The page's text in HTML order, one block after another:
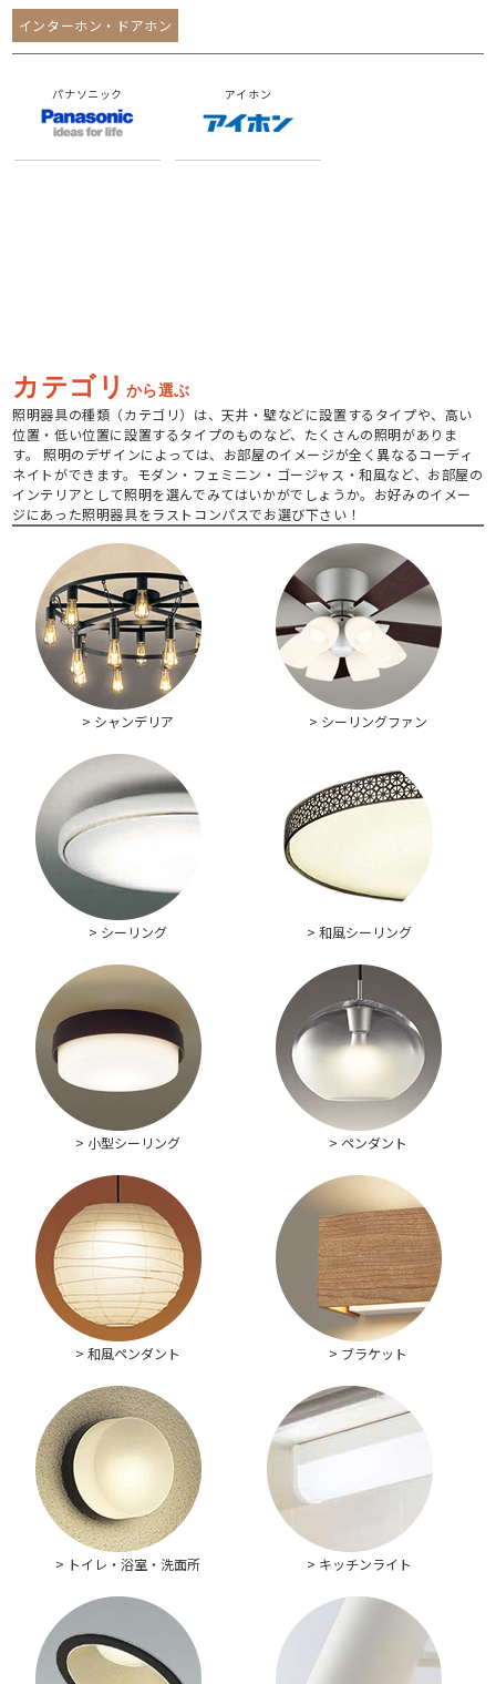
インターホン・ドアホン
パナソニック アイホン
カテゴリ から選ぶ
照明器具の種類（カテゴリ）は、天井・壁などに設置するタイプや、高い
位置・低い位置に設置するタイプのものなど、たくさんの照明がありま
す。 照明のデザインによっては、お部屋のイメージが全く異なるコーディ
ネイトができます。モダン・フェミニン・ゴージャス・和風など、お部屋の
インテリアとして照明を選んでみてはいかがでしょうか。お好みのイメー
ジにあった照明器具をラストコンパスでお選び下さい！
> シャンデリア > シーリングファン
> シーリング > 和風シーリング
> 小型シーリング > ペンダント
> 和風ペンダント > ブラケット
> トイレ・浴室・洗面所 > キッチンライト